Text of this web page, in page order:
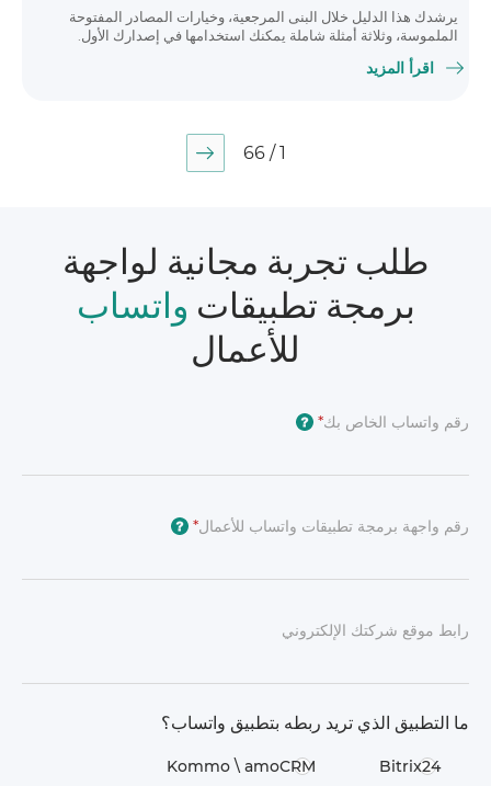
يرشدك هذا الدليل خلال البنى المرجعية، وخيارات المصادر المفتوحة
الملموسة، وثلاثة أمثلة شاملة يمكنك استخدامها في إصدارك الأول.
اقرأ المزيد
1 / 66
طلب تجربة مجانية لواجهة
برمجة تطبيقات واتساب
للأعمال
رقم واتساب الخاص بك*
?
رقم واجهة برمجة تطبيقات واتساب للأعمال*
?
رابط موقع شركتك الإلكتروني
ما التطبيق الذي تريد ربطه بتطبيق واتساب؟
Bitrix24
Kommo \​ amoCRM